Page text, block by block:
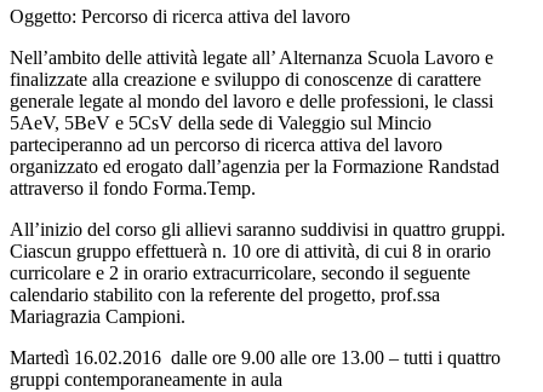
Oggetto: Percorso di ricerca attiva del lavoro
Nell’ambito delle attività legate all’ Alternanza Scuola Lavoro e
finalizzate alla creazione e sviluppo di conoscenze di carattere
generale legate al mondo del lavoro e delle professioni, le classi
5AeV, 5BeV e 5CsV della sede di Valeggio sul Mincio
parteciperanno ad un percorso di ricerca attiva del lavoro
organizzato ed erogato dall’agenzia per la Formazione Randstad
attraverso il fondo Forma.Temp.
All’inizio del corso gli allievi saranno suddivisi in quattro gruppi.
Ciascun gruppo effettuerà n. 10 ore di attività, di cui 8 in orario
curricolare e 2 in orario extracurricolare, secondo il seguente
calendario stabilito con la referente del progetto, prof.ssa
Mariagrazia Campioni.
Martedì 16.02.2016 dalle ore 9.00 alle ore 13.00 – tutti i quattro
gruppi contemporaneamente in aula